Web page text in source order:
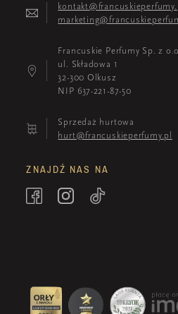
Francuskie Perfumy Sp. z
ul. Składowa 1
32-300 Olkusz
NIP 637-221-87-50
Sprzedaż hurtowa
hurt@francuskieperfumy.pl
ZNAJDŹ NAS NA